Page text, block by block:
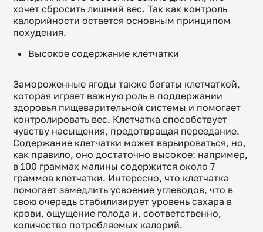
хочет сбросить лишний вес. Так как контроль
калорийности остается основным принципом
похудения.
Высокое содержание клетчатки
Замороженные ягоды также богаты клетчаткой,
которая играет важную роль в поддержании
здоровья пищеварительной системы и помогает
контролировать вес. Клетчатка способствует
чувству насыщения, предотвращая переедание.
Содержание клетчатки может варьироваться, но,
как правило, оно достаточно высокое: например,
в 100 граммах малины содержится около 7
граммов клетчатки. Интересно, что клетчатка
помогает замедлить усвоение углеводов, что в
свою очередь стабилизирует уровень сахара в
крови, ощущение голода и, соответственно,
количество потребляемых калорий.